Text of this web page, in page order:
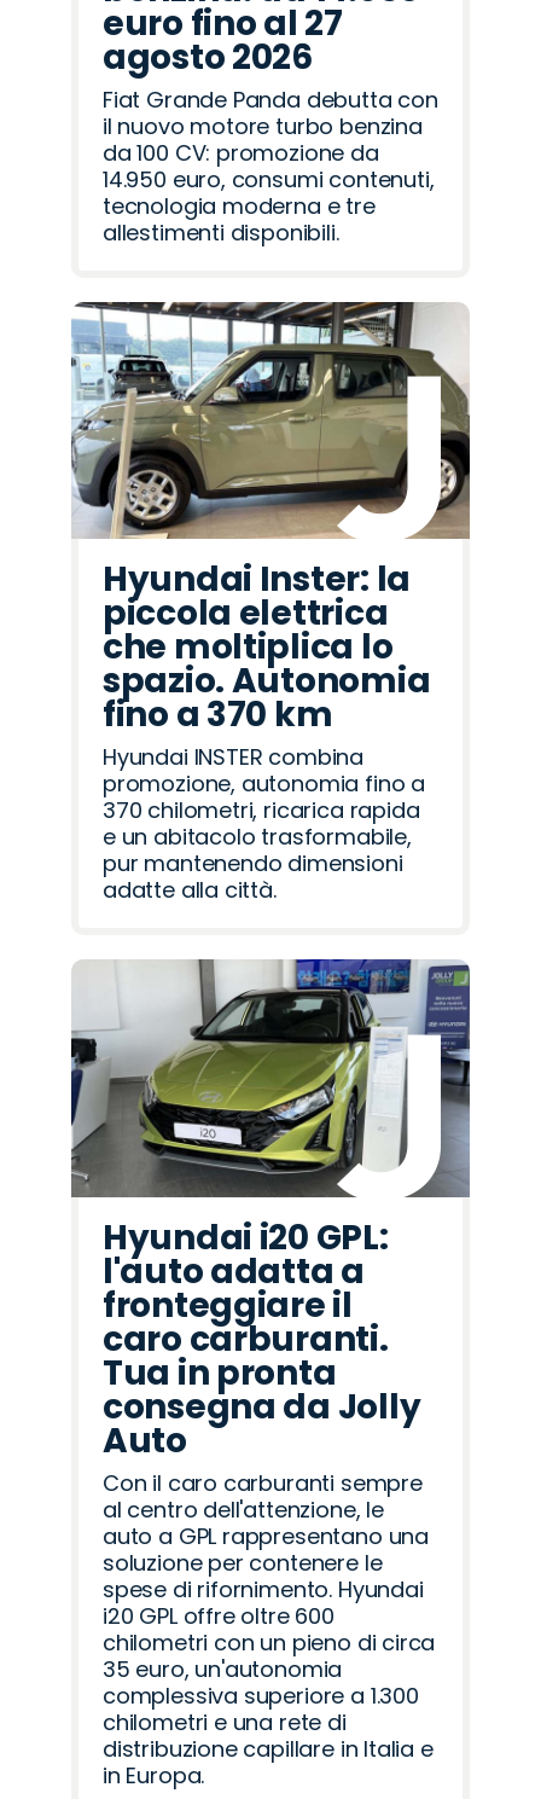
euro fino al 27
agosto 2026
Fiat Grande Panda debutta con
il nuovo motore turbo benzina
da 100 CV: promozione da
14.950 euro, consumi contenuti,
tecnologia moderna e tre
allestimenti disponibili.
Hyundai Inster: la
piccola elettrica
che moltiplica lo
spazio. Autonomia
fino a 370 km
Hyundai INSTER combina
promozione, autonomia fino a
370 chilometri, ricarica rapida
e un abitacolo trasformabile,
pur mantenendo dimensioni
adatte alla città.
Hyundai i20 GPL:
l'auto adatta a
fronteggiare il
caro carburanti.
Tua in pronta
consegna da Jolly
Auto
Con il caro carburanti sempre
al centro dell'attenzione, le
auto a GPL rappresentano una
soluzione per contenere le
spese di rifornimento. Hyundai
i20 GPL offre oltre 600
chilometri con un pieno di circa
35 euro, un'autonomia
complessiva superiore a 1.300
chilometri e una rete di
distribuzione capillare in Italia e
in Europa.